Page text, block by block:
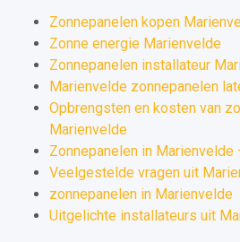
Zonnepanelen kopen
Zonne energie Marienvelde
Zonnepanelen installateur
Marienvelde zonnepanelen
Opbrengsten en kosten van
Marienvelde
Zonnepanelen in
Veelgestelde vragen uit
zonnepanelen in Marienvelde
Uitgelichte installateurs uit